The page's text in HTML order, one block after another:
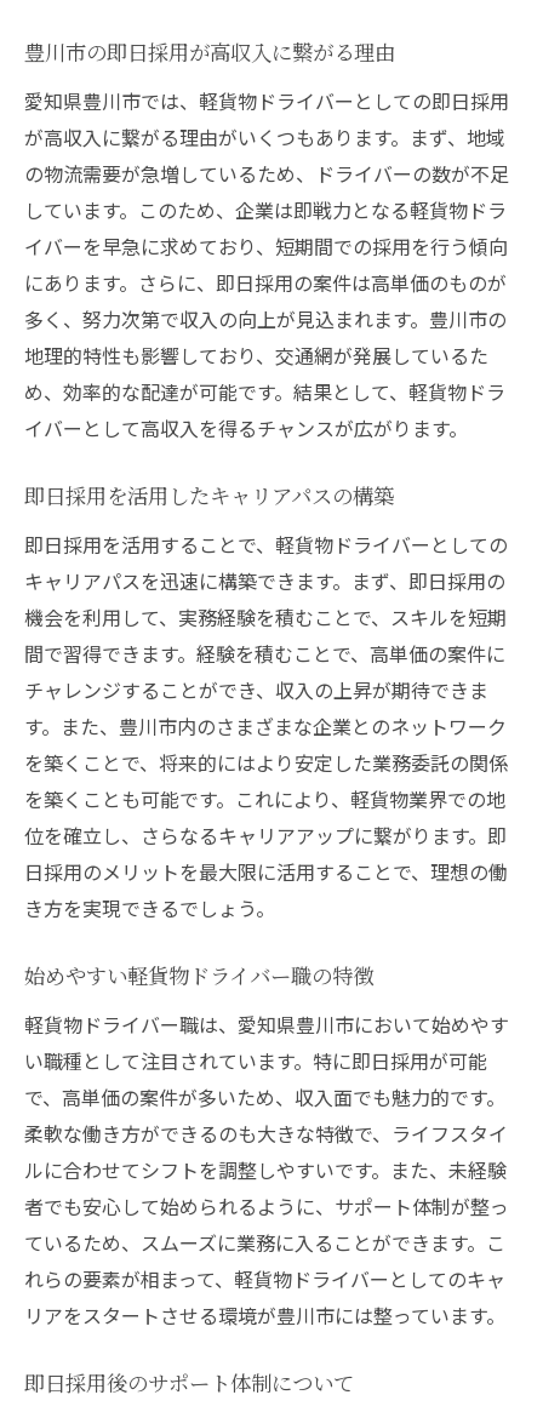
収入目標を達成するためのステップバイス
テップ
理想の収入を実現するための具体的な計画
計画的な業務遂行で収入を確保する方法
目標収入に到達するための考え方
現状分析から始める収入改善のアプローチ
豊川市での収入を最大化する戦略
柔軟な働き方と高収入を両立する豊川市の軽貨
フレキシブルな勤務時間の魅力
働き方改革と軽貨物業務の相性
プライベートと仕事を両立する方法
豊川市で見つけるライフワークバランス
業務委託で得られる自由と収入の両立
豊川市で軽貨物ドライバーを始めるべき理由と
その魅力
軽貨物ドライバーの職業的魅力
豊川市での軽貨物ドライバー需要の背景
高収入を得るための地域の特性
働きやすさと成長の可能性を感じる理由
初めての方にもおすすめな理由
交通の要所豊川市で軽貨物ドライバーとして活
躍する秘訣
交通の要所を活かした効率的な配達
豊川市でのルート最適化のポイント
地域特性を活かす配達戦略
交通アクセスの良さがもたらすメリット
効率的な荷物の扱い方とその重要性
交通の要所で輝くためのスキル
豊川市の即日採用が高収入に繋がる理由
愛知県豊川市では、軽貨物ドライバーとしての即日採用
が高収入に繋がる理由がいくつもあります。まず、地域
の物流需要が急増しているため、ドライバーの数が不足
しています。このため、企業は即戦力となる軽貨物ドラ
イバーを早急に求めており、短期間での採用を行う傾向
にあります。さらに、即日採用の案件は高単価のものが
多く、努力次第で収入の向上が見込まれます。豊川市の
地理的特性も影響しており、交通網が発展しているた
め、効率的な配達が可能です。結果として、軽貨物ドラ
イバーとして高収入を得るチャンスが広がります。
即日採用を活用したキャリアパスの構築
即日採用を活用することで、軽貨物ドライバーとしての
キャリアパスを迅速に構築できます。まず、即日採用の
機会を利用して、実務経験を積むことで、スキルを短期
間で習得できます。経験を積むことで、高単価の案件に
チャレンジすることができ、収入の上昇が期待できま
す。また、豊川市内のさまざまな企業とのネットワーク
を築くことで、将来的にはより安定した業務委託の関係
を築くことも可能です。これにより、軽貨物業界での地
位を確立し、さらなるキャリアアップに繋がります。即
日採用のメリットを最大限に活用することで、理想の働
き方を実現できるでしょう。
始めやすい軽貨物ドライバー職の特徴
軽貨物ドライバー職は、愛知県豊川市において始めやす
い職種として注目されています。特に即日採用が可能
で、高単価の案件が多いため、収入面でも魅力的です。
柔軟な働き方ができるのも大きな特徴で、ライフスタイ
ルに合わせてシフトを調整しやすいです。また、未経験
者でも安心して始められるように、サポート体制が整っ
ているため、スムーズに業務に入ることができます。こ
れらの要素が相まって、軽貨物ドライバーとしてのキャ
リアをスタートさせる環境が豊川市には整っています。
即日採用後のサポート体制について